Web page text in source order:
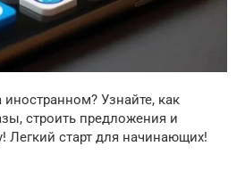
иностранном? Узнайте, как
строить предложения и
Легкий старт для начинающих!